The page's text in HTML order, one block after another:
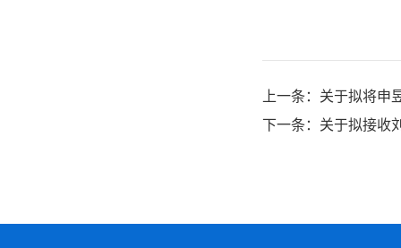
上一条： 关于拟将申
下一条： 关于拟接收